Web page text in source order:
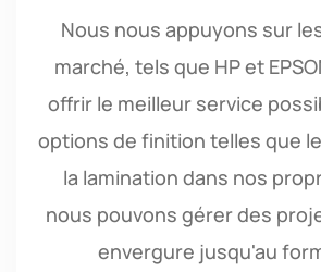
Nous nous appuyons sur
marché, tels que HP et
offrir le meilleur service
options de finition telles que
la lamination dans nos
nous pouvons gérer des
envergure jusqu'au